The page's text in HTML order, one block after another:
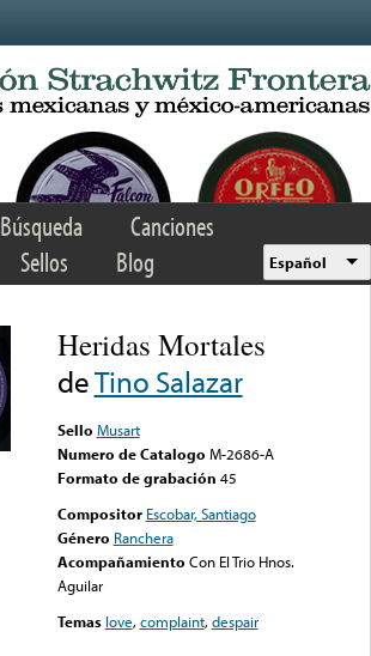
Búsqueda
Canciones
Sellos Blog Español
Heridas Mortales
deTino Salazar
Sello Musart
Numero de Catalogo M-2686-A
Formato de grabación 45
Compositor Escobar, Santiago
Género Ranchera
Acompañamiento Con El Trio Hnos.
Aguilar
Temas love,complaint,despair